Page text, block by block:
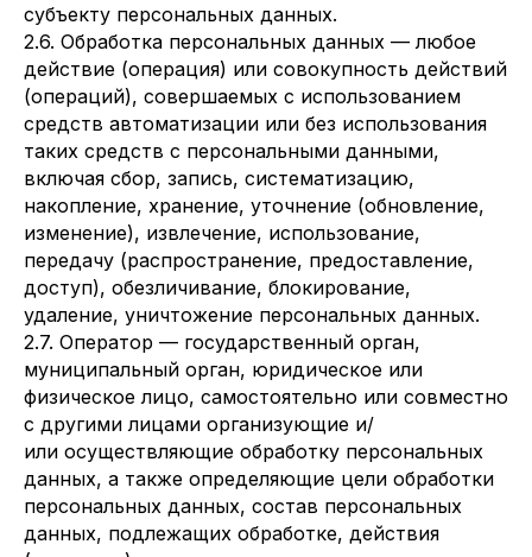
субъекту персональных данных.
2.6. Обработка персональных данных — любое
действие (операция) или совокупность действий
(операций), совершаемых с использованием
средств автоматизации или без использования
таких средств с персональными данными,
включая сбор, запись, систематизацию,
накопление, хранение, уточнение (обновление,
изменение), извлечение, использование,
передачу (распространение, предоставление,
доступ), обезличивание, блокирование,
удаление, уничтожение персональных данных.
2.7. Оператор — государственный орган,
муниципальный орган, юридическое или
физическое лицо, самостоятельно или совместно
с другими лицами организующие и/
или осуществляющие обработку персональных
данных, а также определяющие цели обработки
персональных данных, состав персональных
данных, подлежащих обработке, действия